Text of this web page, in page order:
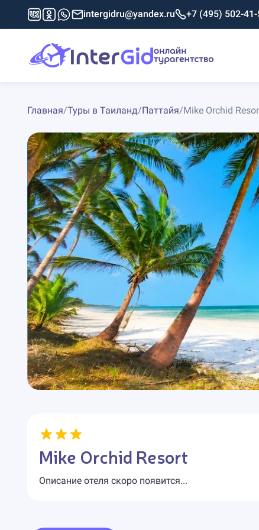
intergidru@yandex.ru +7 (495) 502-41-
Главная/Туры в Таиланд/Паттайя/Mike Orchid
Mike Orchid Resort
Описание отеля скоро появится...